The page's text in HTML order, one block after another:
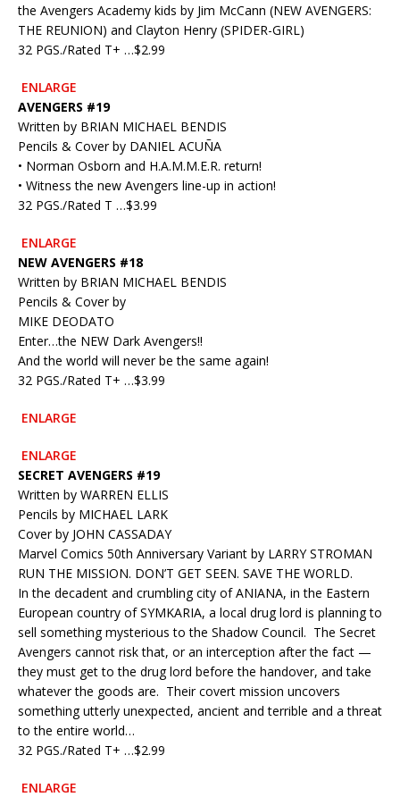
the Avengers Academy kids by Jim McCann (NEW AVENGERS:
THE REUNION) and Clayton Henry (SPIDER-GIRL)
32 PGS./Rated T+ …$2.99
ENLARGE
AVENGERS #19
Written by BRIAN MICHAEL BENDIS
Pencils & Cover by DANIEL ACUÑA
• Norman Osborn and H.A.M.M.E.R. return!
• Witness the new Avengers line-up in action!
32 PGS./Rated T …$3.99
ENLARGE
NEW AVENGERS #18
Written by BRIAN MICHAEL BENDIS
Pencils & Cover by
MIKE DEODATO
Enter…the NEW Dark Avengers!!
And the world will never be the same again!
32 PGS./Rated T+ …$3.99
ENLARGE
ENLARGE
SECRET AVENGERS #19
Written by WARREN ELLIS
Pencils by MICHAEL LARK
Cover by JOHN CASSADAY
Marvel Comics 50th Anniversary Variant by LARRY STROMAN
RUN THE MISSION. DON’T GET SEEN. SAVE THE WORLD.
In the decadent and crumbling city of ANIANA, in the Eastern
European country of SYMKARIA, a local drug lord is planning to
sell something mysterious to the Shadow Council. The Secret
Avengers cannot risk that, or an interception after the fact —
they must get to the drug lord before the handover, and take
whatever the goods are. Their covert mission uncovers
something utterly unexpected, ancient and terrible and a threat
to the entire world…
32 PGS./Rated T+ …$2.99
ENLARGE